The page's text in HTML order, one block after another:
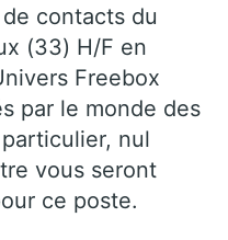
contacts du
(33) H/F en
Freebox
par le monde des
nul
vous seront
ce poste.